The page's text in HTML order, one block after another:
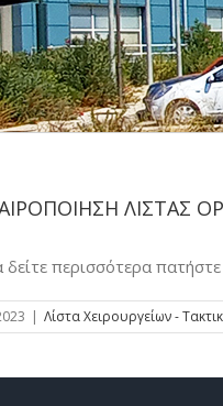
ΛΙΣΤΑΣ
δείτε περισσότερα πατήστε
| Λίστα Χειρουργείων -